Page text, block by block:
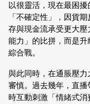
以很靈活，現在最困
「不確定性」，因貨
存與現金流承受更大
能力」的比拼，而是
綜合戰。
與此同時，在通脹壓
審慎。過去幾年，直
時互動刺激「情緒式消